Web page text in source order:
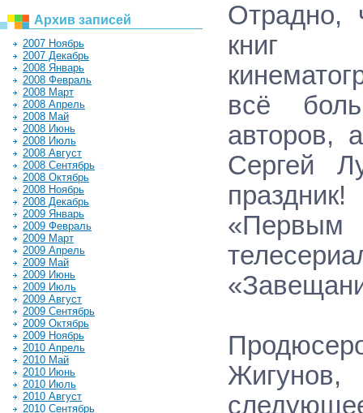
Архив записей
2007 Ноябрь
2007 Декабрь
2008 Январь
2008 Февраль
2008 Март
2008 Апрель
2008 Май
2008 Июнь
2008 Июль
2008 Август
2008 Сентябрь
2008 Октябрь
2008 Ноябрь
2008 Декабрь
2009 Январь
2009 Февраль
2009 Март
2009 Апрель
2009 Май
2009 Июнь
2009 Июль
2009 Август
2009 Сентябрь
2009 Октябрь
2009 Ноябрь
2010 Апрель
2010 Май
2010 Июнь
2010 Июль
2010 Август
2010 Сентябрь
Отрадно,
книг
всё
авторов,
Сергей
«Первым